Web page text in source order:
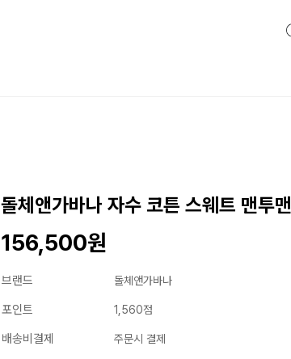
돌체앤가바나 자수 코튼 스웨트 맨투맨
156,500원
브랜드 돌체앤가바나
포인트 1,560점
배송비결제 주문시 결제